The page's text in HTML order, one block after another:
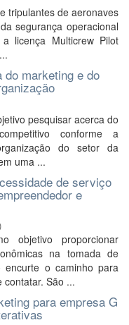
tripulantes de aeronaves
segurança operacional
licença Multicrew Pilot
marketing e do
pesquisar acerca do
conforme a
do setor da
uma ...
de serviço
e
objetivo proporcionar
na tomada de
o caminho para
São ...
para empresa G